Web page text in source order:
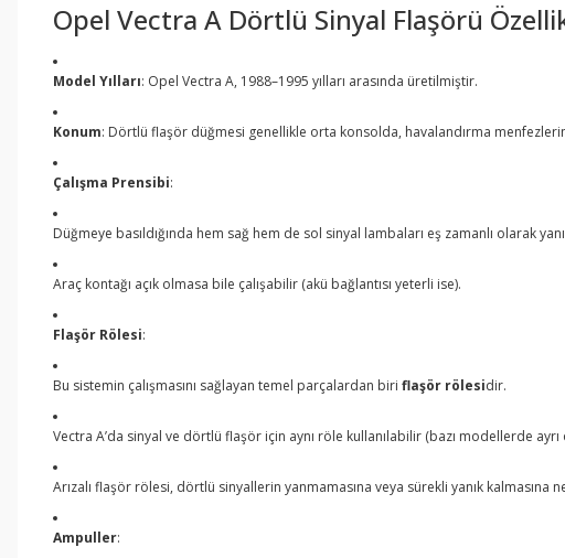
Opel Vectra A Dörtlü Sinyal Flaşörü
Model Yılları: Opel Vectra A, 1988–1995 yılları arasında üretilmiştir.
Konum: Dörtlü flaşör düğmesi genellikle orta konsolda, havalandırma
Çalışma Prensibi:
Düğmeye basıldığında hem sağ hem de sol sinyal lambaları eş zamanlı olarak
Araç kontağı açık olmasa bile çalışabilir (akü bağlantısı yeterli ise).
Flaşör Rölesi:
Bu sistemin çalışmasını sağlayan temel parçalardan biri flaşör rölesidir.
Vectra A’da sinyal ve dörtlü flaşör için aynı röle kullanılabilir (bazı modellerde ayrı
Arızalı flaşör rölesi, dörtlü sinyallerin yanmamasına veya sürekli yanık kalmasına
Ampuller: